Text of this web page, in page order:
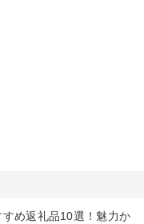
め返礼品10選！魅力か